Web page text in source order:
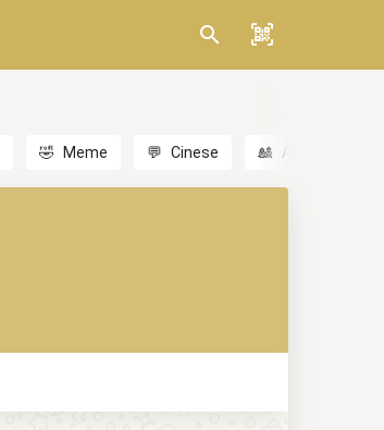
🤣 Meme 💬 Cinese 🎎 Anime